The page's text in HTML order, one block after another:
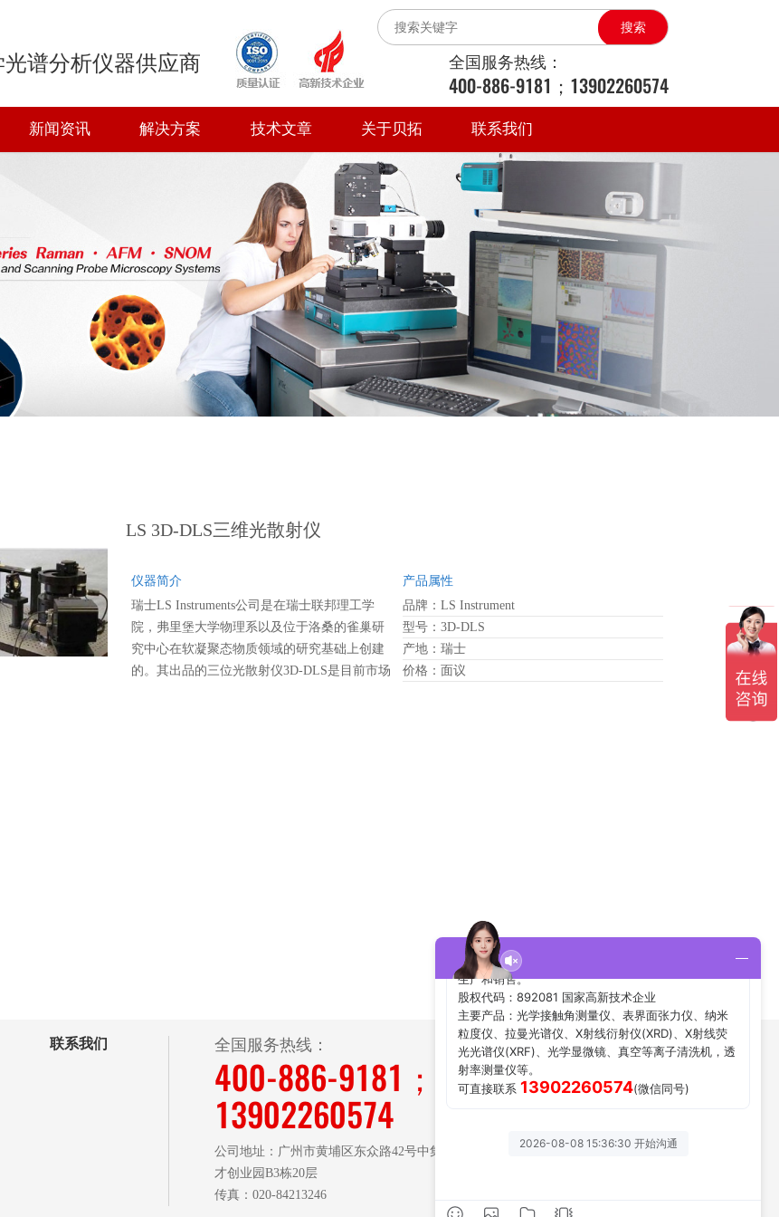
谱分析仪器供应商
搜索
全国服务热线：
400-886-9181；13902260574
新闻资讯 解决方案 技术文章 关于贝拓 联系我们
LS 3D-DLS三维光散射仪
仪器简介
瑞士LS Instruments公司是在瑞士联邦理工学
院，弗里堡大学物理系以及位于洛桑的雀巢研
究中心在软凝聚态物质领域的研究基础上创建
的。其出品的三位光散射仪3D-DLS是目前市场
产品属性
品牌：LS Instrument
型号：3D-DLS
产地：瑞士
价格：面议
联系我们 全国服务热线：
400-886-9181；
13902260574
公司地址：广州市黄埔区东众路42号中集大湾区国际人
才创业园B3栋20层
传真：020-84213246